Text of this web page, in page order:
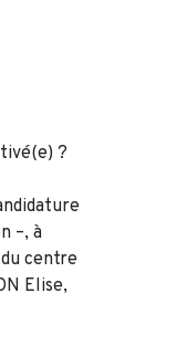
?
–, à
centre
Elise,